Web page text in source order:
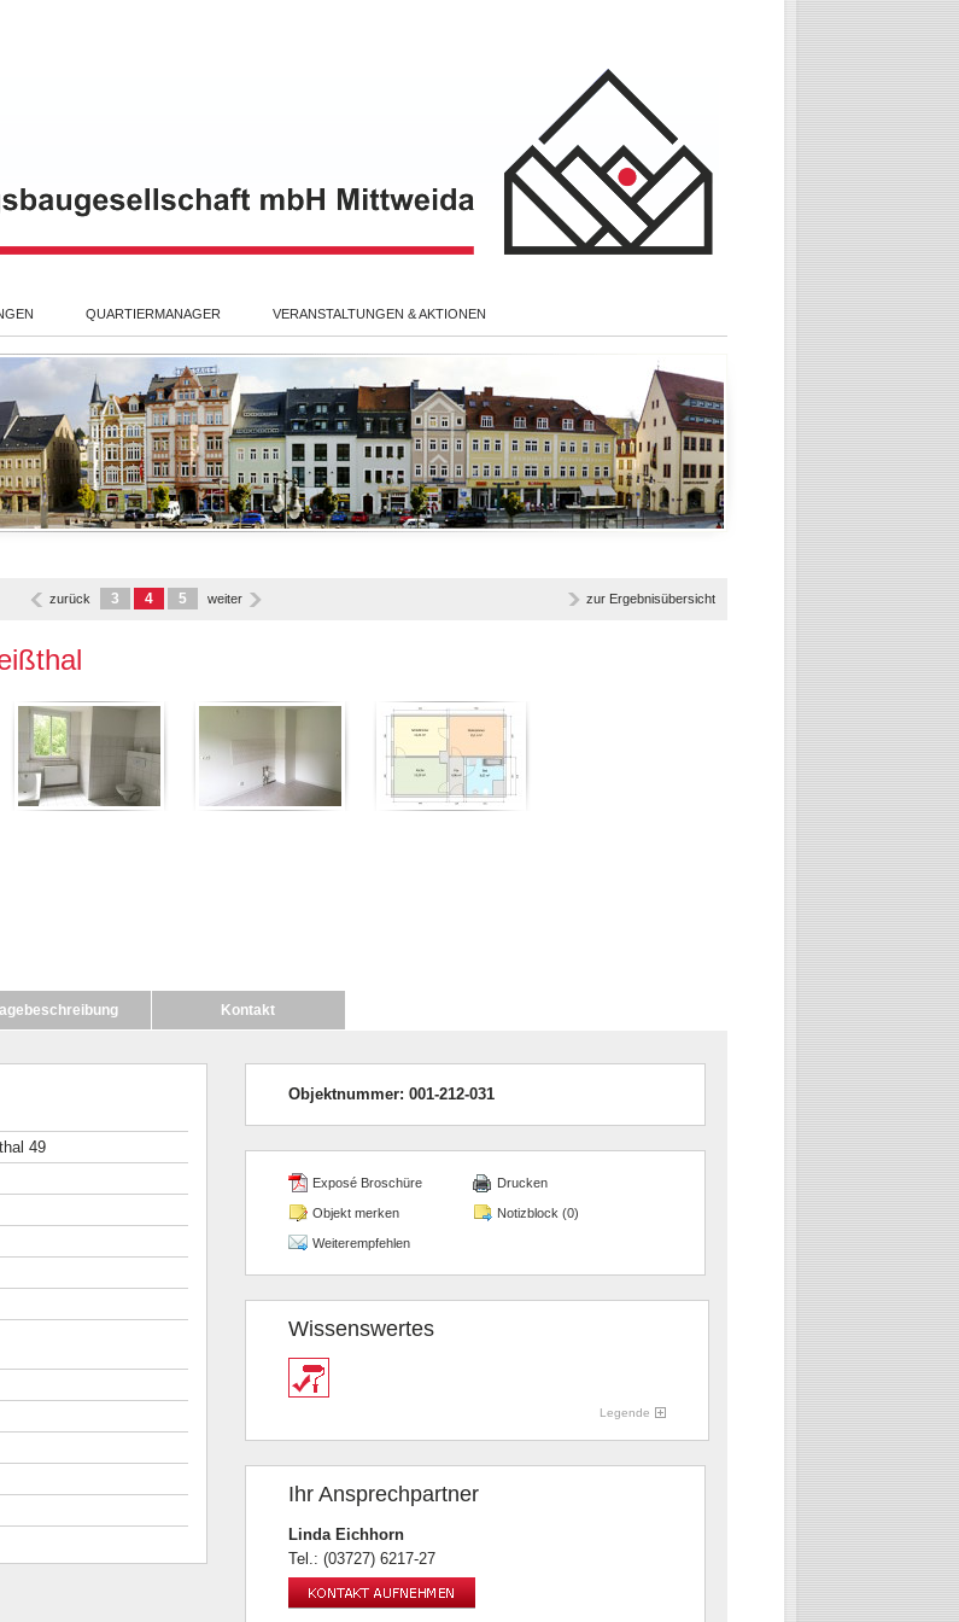
QUARTIERMANAGER VERANSTALTUNGEN & AKTIONEN
zurück 3 4 5 weiter zur Ergebnisübersicht
Kontakt
49
Objektnummer: 001-212-031
Exposé Broschüre Drucken
Objekt merken Notizblock (0)
Weiterempfehlen
Wissenswertes
Legende
Ihr Ansprechpartner
Linda Eichhorn
Tel.: (03727) 6217-27